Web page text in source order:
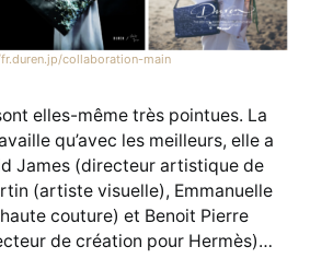
collaboration-main
elles-même très pointues. La
qu’avec les meilleurs, elle a
James (directeur artistique de
(artiste visuelle), Emmanuelle
couture) et Benoit Pierre
de création pour Hermès)…